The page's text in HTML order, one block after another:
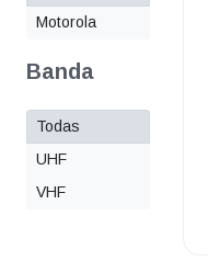
Motorola
Banda
Todas
UHF
VHF